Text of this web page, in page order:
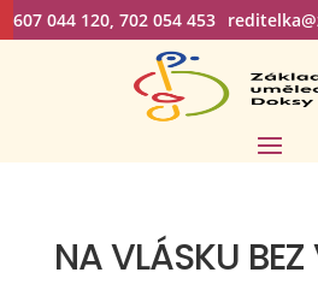
607 044 120, 702 054 453
NA VLÁSKU